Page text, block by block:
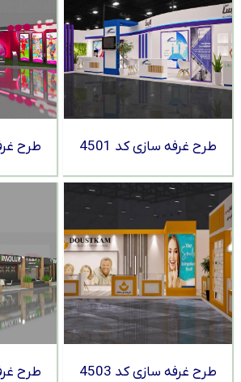
طرح غرفه سازی کد 4501 طرح
طرح غرفه سازی کد 4503 طرح